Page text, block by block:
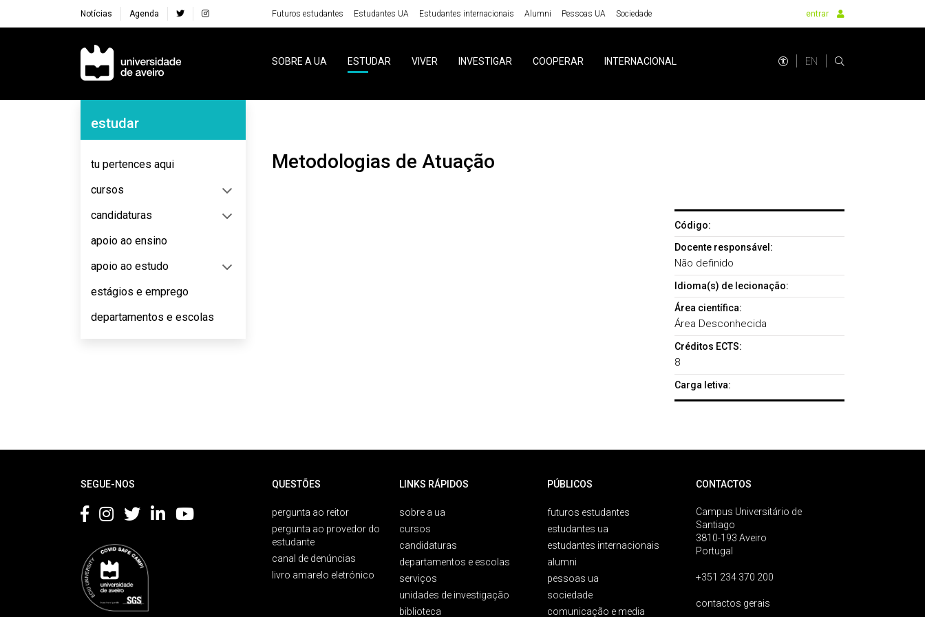
Notícias Agenda Futuros estudantes Estudantes UA Estudantes internacionais Alumni Pessoas UA Sociedade entrar
Navegação Principal
SOBRE A UA ESTUDAR VIVER INVESTIGAR COOPERAR INTERNACIONAL EN
Navegação Lateral
estudar
tu pertences aqui
cursos
candidaturas
apoio ao ensino
apoio ao estudo
estágios e emprego
departamentos e escolas
Metodologias de Atuação
Código:
Docente responsável:
Não definido
Idioma(s) de lecionação:
Área científica:
Área Desconhecida
Créditos ECTS:
8
Carga letiva:
SEGUE-NOS QUESTÕES
pergunta ao reitor
pergunta ao provedor do
estudante
canal de denúncias
livro amarelo eletrónico
LINKS RÁPIDOS
sobre a ua
cursos
candidaturas
departamentos e escolas
serviços
unidades de investigação
biblioteca
PÚBLICOS
futuros estudantes
estudantes ua
estudantes internacionais
alumni
pessoas ua
sociedade
comunicação e media
CONTACTOS
Campus Universitário de
Santiago
3810-193 Aveiro
Portugal
+351 234 370 200
contactos gerais